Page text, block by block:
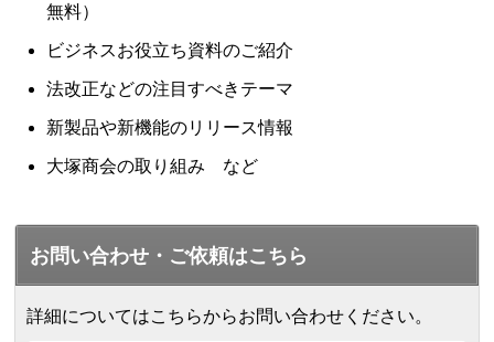
無料）
ビジネスお役立ち資料のご紹介
法改正などの注目すべきテーマ
新製品や新機能のリリース情報
大塚商会の取り組み など
お問い合わせ・ご依頼はこちら
詳細についてはこちらからお問い合わせください。